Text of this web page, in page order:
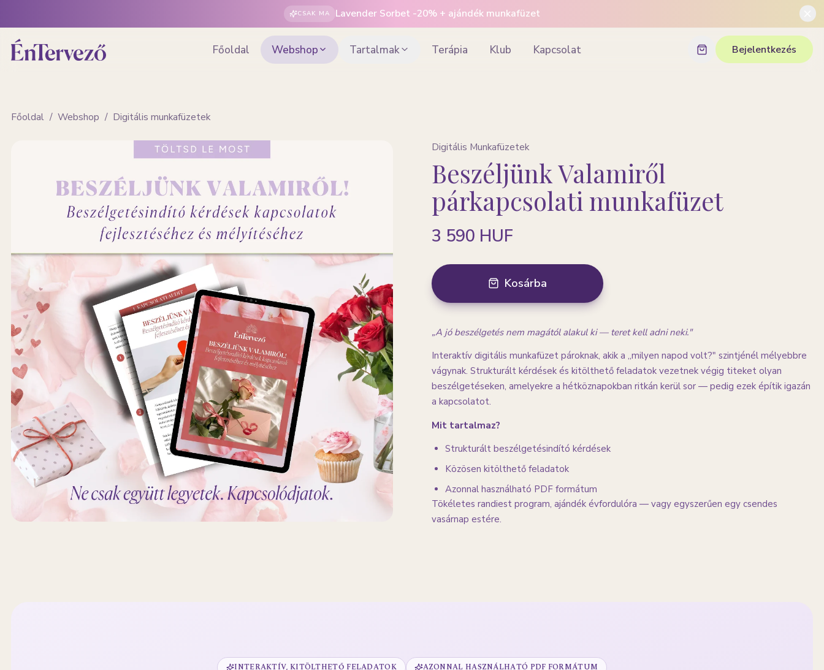
CSAK MA Lavender Sorbet -20% + ajándék munkafüzet
Főoldal Webshop Tartalmak Terápia Klub Kapcsolat Bejelentkezés
Főoldal / Webshop / Digitális munkafüzetek
Digitális Munkafüzetek
Beszéljünk Valamiről
párkapcsolati munkafüzet
3 590 HUF
Kosárba
„A jó beszélgetés nem magától alakul ki — teret kell adni neki."
Interaktív digitális munkafüzet pároknak, akik a „milyen napod volt?" szintjénél mélyebbre
vágynak. Strukturált kérdések és kitölthető feladatok vezetnek végig titeket olyan
beszélgetéseken, amelyekre a hétköznapokban ritkán kerül sor — pedig ezek építik igazán
a kapcsolatot.
Mit tartalmaz?
Strukturált beszélgetésindító kérdések
Közösen kitölthető feladatok
Azonnal használható PDF formátum
Tökéletes randiest program, ajándék évfordulóra — vagy egyszerűen egy csendes
vasárnap estére.
INTERAKTÍV, KITÖLTHETŐ FELADATOK
AZONNAL HASZNÁLHATÓ PDF FORMÁTUM